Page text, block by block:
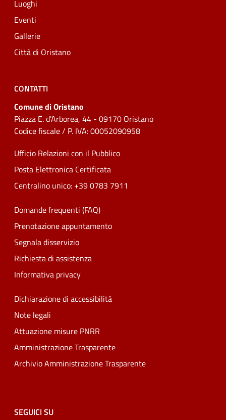
Luoghi
Eventi
Gallerie
Città di Oristano
CONTATTI
Comune di Oristano
Piazza E. d'Arborea, 44 - 09170 Oristano
Codice fiscale / P. IVA: 00052090958
Ufficio Relazioni con il Pubblico
Posta Elettronica Certificata
Centralino unico: +39 0783 7911
Domande frequenti (FAQ)
Prenotazione appuntamento
Segnala disservizio
Richiesta di assistenza
Informativa privacy
Dichiarazione di accessibilità
Note legali
Attuazione misure PNRR
Amministrazione Trasparente
Archivio Amministrazione Trasparente
SEGUICI SU